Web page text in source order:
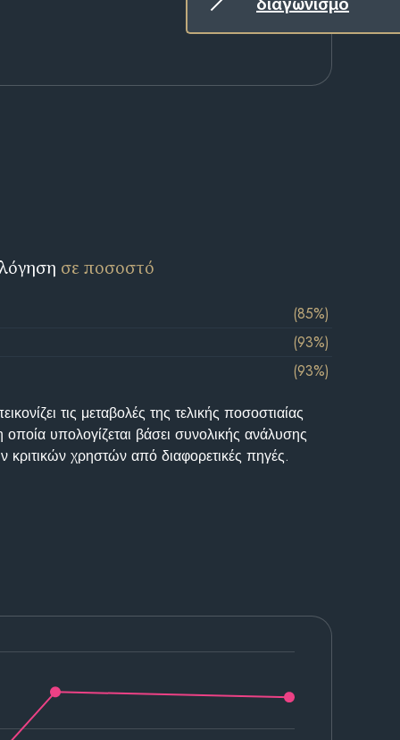
διαγωνισμό
σε ποσοστό
(85%)
(93%)
(93%)
τις μεταβολές της τελικής ποσοστιαίας
υπολογίζεται βάσει συνολικής ανάλυσης
κριτικών χρηστών από διαφορετικές πηγές.